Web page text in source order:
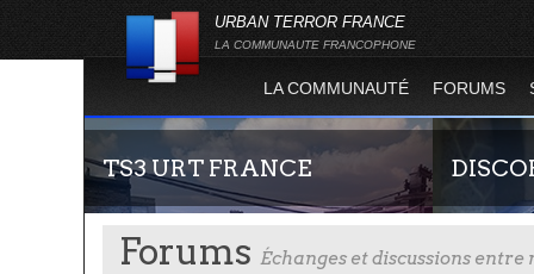
URBAN TERROR FRANCE
LA COMMUNAUTE FRANCOPHONE
LA COMMUNAUTÉ FORUMS
TS3 URT FRANCE
Forums Échanges et discussions